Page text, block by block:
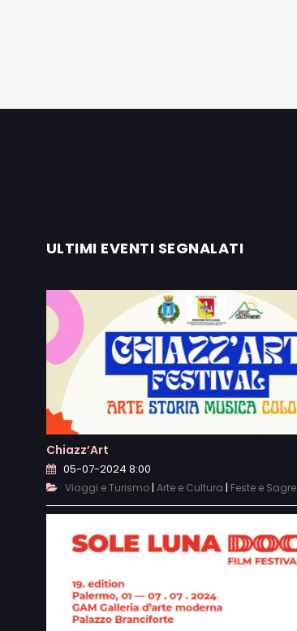
ULTIMI EVENTI SEGNALATI
Chiazz’Art
05-07-2024 8:00
Viaggi e Turismo| Arte e Cultura | Feste e Sagre